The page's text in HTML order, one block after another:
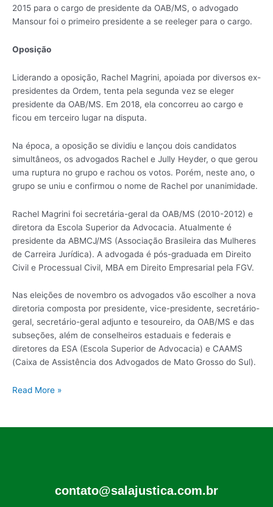
2015 para o cargo de presidente da OAB/MS, o advogado
Mansour foi o primeiro presidente a se reeleger para o cargo.
Oposição
Liderando a oposição, Rachel Magrini, apoiada por diversos ex-
presidentes da Ordem, tenta pela segunda vez se eleger
presidente da OAB/MS. Em 2018, ela concorreu ao cargo e
ficou em terceiro lugar na disputa.
Na época, a oposição se dividiu e lançou dois candidatos
simultâneos, os advogados Rachel e Jully Heyder, o que gerou
uma ruptura no grupo e rachou os votos. Porém, neste ano, o
grupo se uniu e confirmou o nome de Rachel por unanimidade.
Rachel Magrini foi secretária-geral da OAB/MS (2010-2012) e
diretora da Escola Superior da Advocacia. Atualmente é
presidente da ABMCJ/MS (Associação Brasileira das Mulheres
de Carreira Jurídica). A advogada é pós-graduada em Direito
Civil e Processual Civil, MBA em Direito Empresarial pela FGV.
Nas eleições de novembro os advogados vão escolher a nova
diretoria composta por presidente, vice-presidente, secretário-
geral, secretário-geral adjunto e tesoureiro, da OAB/MS e das
subseções, além de conselheiros estaduais e federais e
diretores da ESA (Escola Superior de Advocacia) e CAAMS
(Caixa de Assistência dos Advogados de Mato Grosso do Sul).
Read More »
contato@salajustica.com.br